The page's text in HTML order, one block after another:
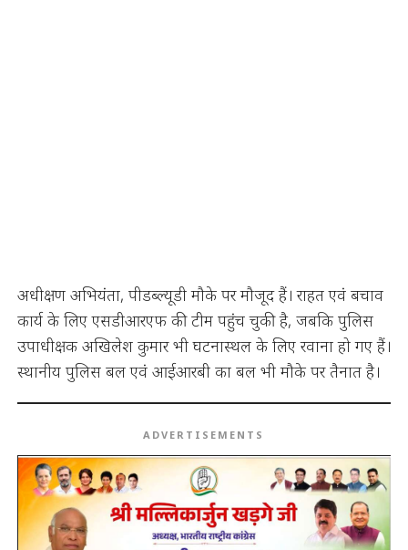
अधीक्षण अभियंता, पीडब्ल्यूडी मौके पर मौजूद हैं। राहत एवं बचाव
कार्य के लिए एसडीआरएफ की टीम पहुंच चुकी है, जबकि पुलिस
उपाधीक्षक अखिलेश कुमार भी घटनास्थल के लिए रवाना हो गए हैं।
स्थानीय पुलिस बल एवं आईआरबी का बल भी मौके पर तैनात है।
ADVERTISEMENTS